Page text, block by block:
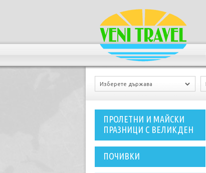
ПРОЛЕТНИ И МАЙСКИ
ПРАЗНИЦИ С ВЕЛИКДЕН
ПОЧИВКИ